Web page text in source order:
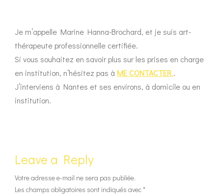
Je m’appelle Marine Hanna-Brochard, et je suis art-
thérapeute professionnelle certifiée.
Si vous souhaitez en savoir plus sur les prises en charge
en institution, n’hésitez pas à ME CONTACTER..
J’interviens à Nantes et ses environs, à domicile ou en
institution.
Leave a Reply
Votre adresse e-mail ne sera pas publiée.
Les champs obligatoires sont indiqués avec*